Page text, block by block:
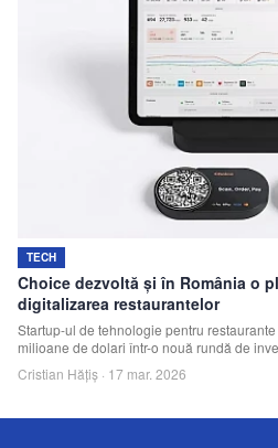
TECH
Choice dezvoltă și în România o
digitalizarea restaurantelor
Startup-ul de tehnologie pentru
milioane de dolari într-o nouă rundă de
piață în 2025.
Cristian Hățiș · 17 mar. 2026